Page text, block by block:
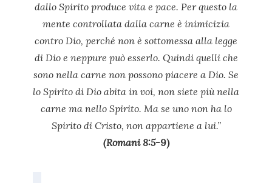
dallo Spirito produce vita e pace. Per questo la
mente controllata dalla carne è inimicizia
contro Dio, perché non è sottomessa alla legge
di Dio e neppure può esserlo. Quindi quelli che
sono nella carne non possono piacere a Dio. Se
lo Spirito di Dio abita in voi, non siete più nella
carne ma nello Spirito. Ma se uno non ha lo
Spirito di Cristo, non appartiene a lui.”
(Romani 8:5-9)